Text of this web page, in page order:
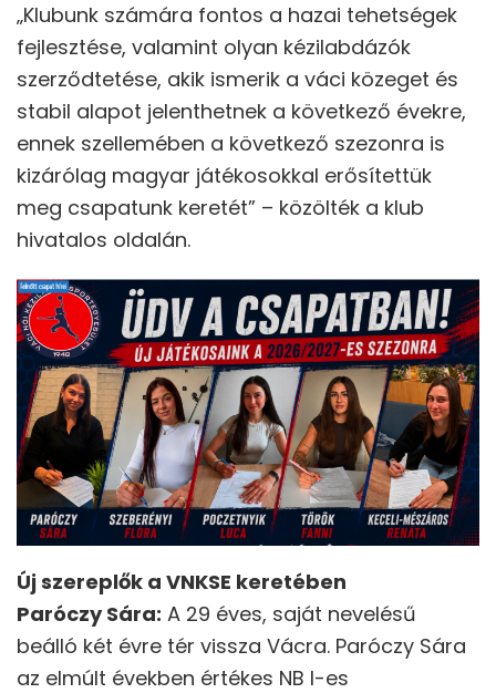
„Klubunk számára fontos a hazai tehetségek
fejlesztése, valamint olyan kézilabdázók
szerződtetése, akik ismerik a váci közeget és
stabil alapot jelenthetnek a következő évekre,
ennek szellemében a következő szezonra is
kizárólag magyar játékosokkal erősítettük
meg csapatunk keretét” – közölték a klub
hivatalos oldalán.
Új szereplők a VNKSE keretében
Paróczy Sára: A 29 éves, saját nevelésű
beálló két évre tér vissza Vácra. Paróczy Sára
az elmúlt években értékes NB I-es